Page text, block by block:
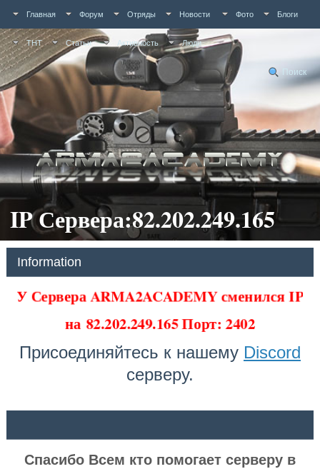
Главная Форум Отряды Новости Фото Блоги
ТНТ Статьи Активность Люди
Поиск
IP Сервера:82.202.249.165
Information
У Сервера ARMA2ACADEMY сменился IP
на 82.202.249.165 Порт: 2402
Присоединяйтесь к нашему Discord
серверу.
Спасибо Всем кто помогает серверу в